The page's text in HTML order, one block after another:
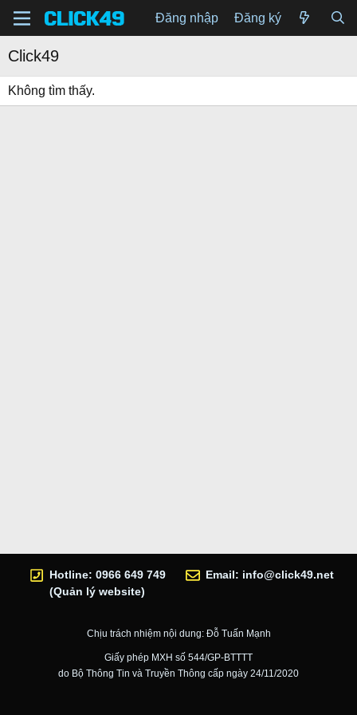
Đăng nhập Đăng ký
Click49
Không tìm thấy.
Hotline: 0966 649 749
(Quản lý website)
Email: info@click49.net
Chịu trách nhiệm nội dung: Đỗ Tuấn Mạnh
Giấy phép MXH số 544/GP-BTTTT
do Bộ Thông Tin và Truyền Thông cấp ngày 24/11/2020